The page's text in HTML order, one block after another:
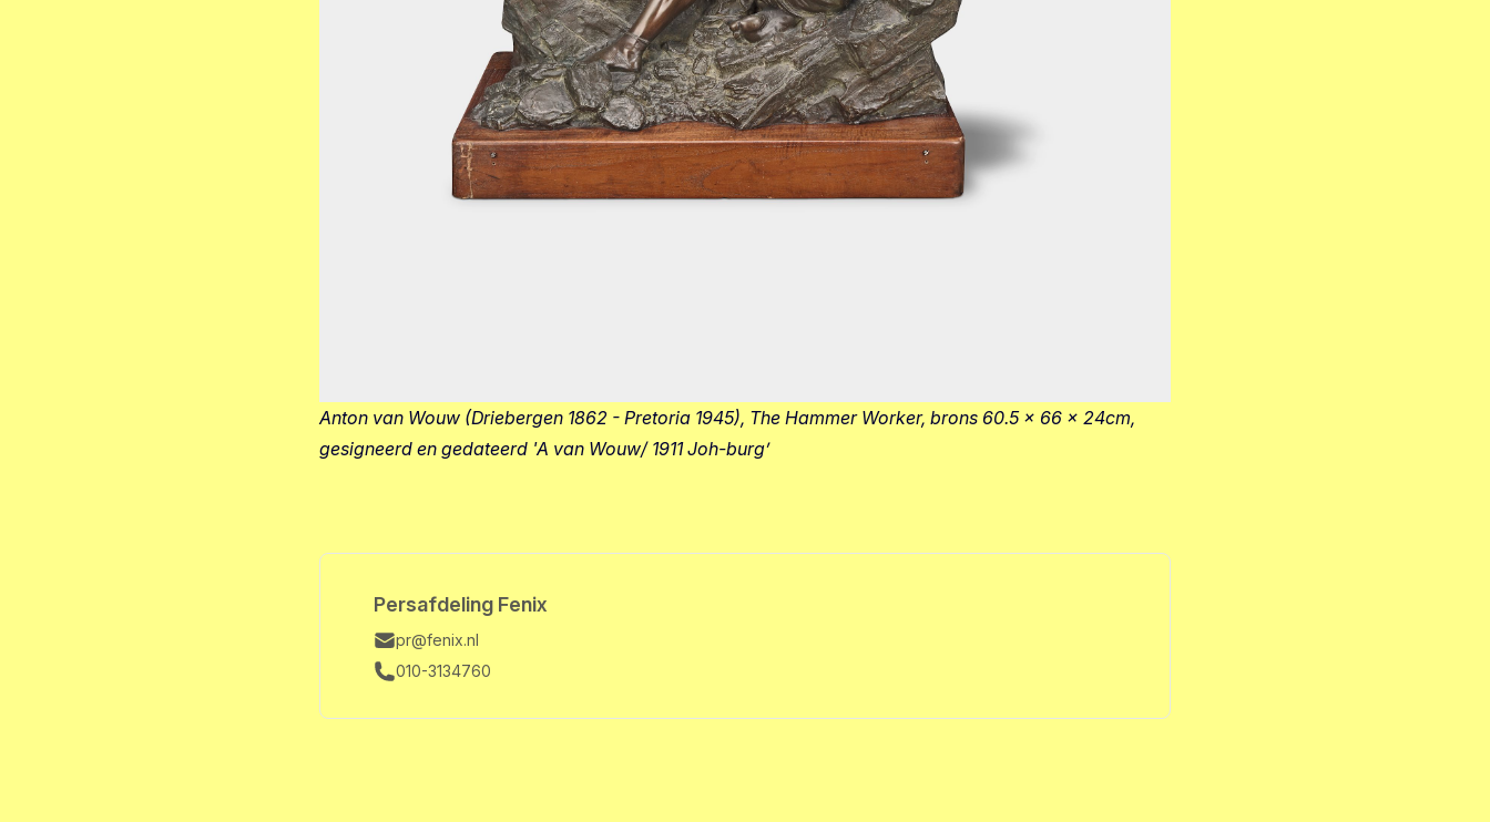
Anton van Wouw (Driebergen 1862 - Pretoria 1945), The Hammer Worker, brons 60.5 x 66 x 24cm,
gesigneerd en gedateerd 'A van Wouw/ 1911 Joh-burg’
Persafdeling Fenix
pr@fenix.nl
010-3134760